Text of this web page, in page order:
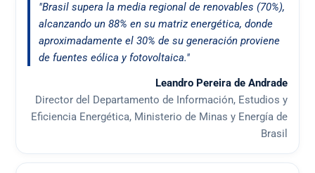
"Brasil supera la media regional de renovables (70%),
alcanzando un 88% en su matriz energética, donde
aproximadamente el 30% de su generación proviene
de fuentes eólica y fotovoltaica."
Leandro Pereira de Andrade
Director del Departamento de Información, Estudios y
Eficiencia Energética, Ministerio de Minas y Energía de
Brasil